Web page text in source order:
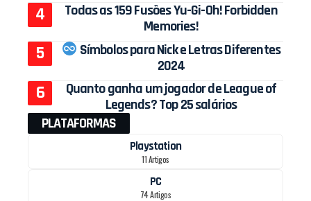
Todas as 159 Fusões Yu-Gi-Oh! Forbidden
Memories!
Símbolos para Nick e Letras Diferentes
2024
Quanto ganha um jogador de League of
Legends? Top 25 salários
PLATAFORMAS
Playstation
11 Artigos
PC
74 Artigos